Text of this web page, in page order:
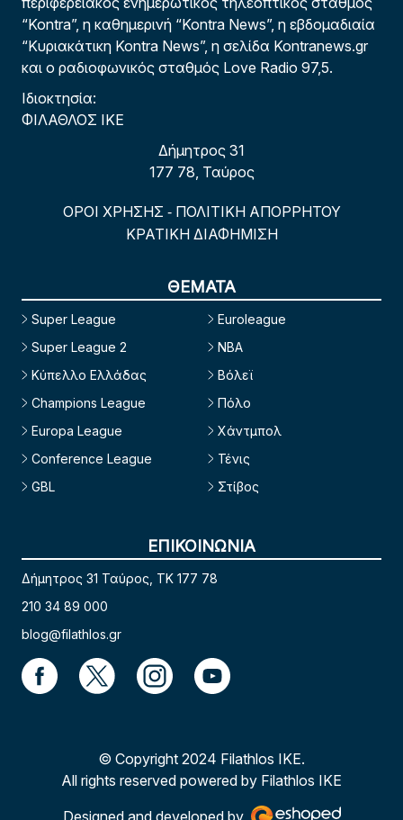
“Kontra”, η καθημερινή “Kontra News”, η εβδομαδιαία
“Κυριακάτικη Kontra News”, η σελίδα Kontranews.gr
και ο ραδιοφωνικός σταθμός Love Radio 97,5.
Ιδιοκτησία:
ΦΙΛΑΘΛΟΣ ΙΚΕ
Δήμητρος 31
177 78, Ταύρος
ΟΡΟΙ ΧΡΗΣΗΣ - ΠΟΛΙΤΙΚΗ ΑΠΟΡΡΗΤΟΥ
ΚΡΑΤΙΚΗ ΔΙΑΦΗΜΙΣΗ
ΘΕΜΑΤΑ
Super League
Super League 2
Κύπελλο Ελλάδας
Champions League
Europa League
Conference League
GBL
Euroleague
NBA
Βόλεϊ
Πόλο
Χάντμπολ
Τένις
Στίβος
ΕΠΙΚΟΙΝΩΝΙΑ
Δήμητρος 31 Ταύρος, TK 177 78
210 34 89 000
blog@filathlos.gr
© Copyright 2024 Filathlos ΙΚΕ.
All rights reserved powered by Filathlos ΙΚΕ
Designed and developed by